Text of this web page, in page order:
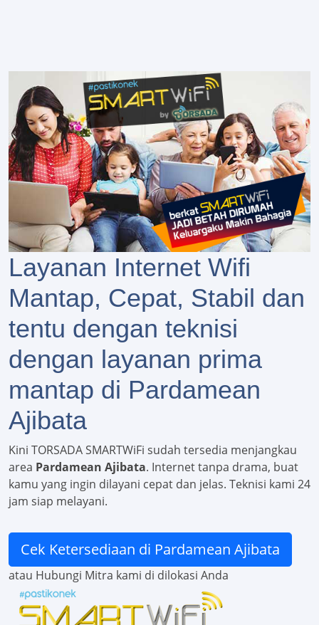
Layanan Internet Wifi
Mantap, Cepat, Stabil dan
tentu dengan teknisi
dengan layanan prima
mantap di Pardamean
Ajibata
Kini TORSADA SMARTWiFi sudah tersedia menjangkau
area Pardamean Ajibata. Internet tanpa drama, buat
kamu yang ingin dilayani cepat dan jelas. Teknisi kami 24
jam siap melayani.
Cek Ketersediaan di Pardamean Ajibata
atau Hubungi Mitra kami di dilokasi Anda